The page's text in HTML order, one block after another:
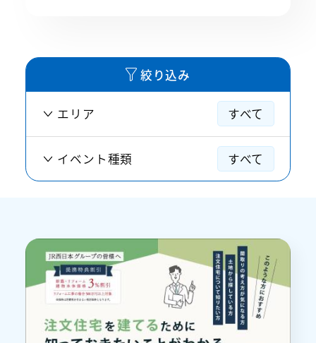
イベント情報絞り込み
エリア すべて
すべて
中部地方
中国地方
イベント種類 すべて
住宅フェア・相談会
見学会